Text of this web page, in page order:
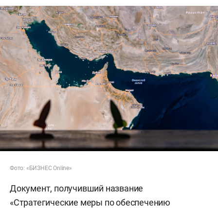
Фото: «БИЗНЕС Online»
Документ, получивший название
«Стратегические меры по обеспечению